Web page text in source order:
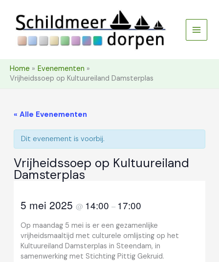
inhoud
Home
Evenementen
Vrijheidssoep op Kultuureiland Damsterplas
« Alle Evenementen
Dit evenement is voorbij.
Vrijheidssoep op Kultuureiland
Damsterplas
5 mei 2025@ 14:00– 17:00
Op maandag 5 mei is er een gezamenlijke
vrijheidsmaaltijd met culturele omlijsting op het
Kultuureiland Damsterplas in Steendam, in
samenwerking met Stichting Pittig Gekruid.